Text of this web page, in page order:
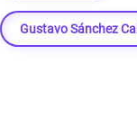
Gustavo Sánchez